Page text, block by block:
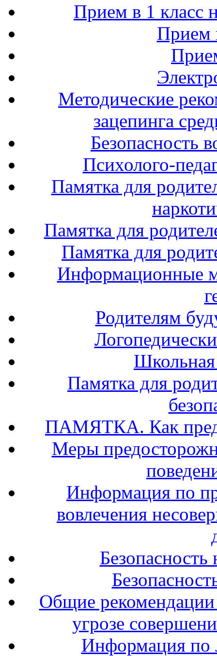
Прием в 1 класс
Прием
Методические
зацепинга
Безопасность
Психолого-
Памятка для
Памятка для
Памятка для
Информационные
Родителям
Памятка для
ПАМЯТКА. Как
Меры
Информация по
вовлечения
Безопасность
Общие
угрозе
Информация по